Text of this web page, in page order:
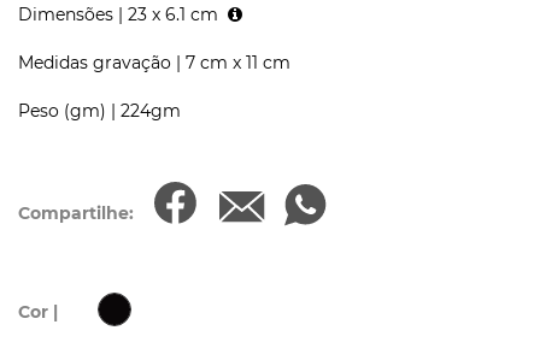
Dimensões | 23 x 6.1 cm
Medidas gravação | 7 cm x 11 cm
Peso (gm) | 224gm
Compartilhe:
Cor |